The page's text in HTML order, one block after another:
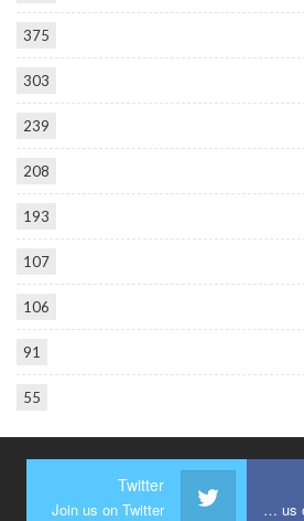
375
303
239
208
193
107
106
91
55
Join us on Facebook
Twitter
Join us on Twitter